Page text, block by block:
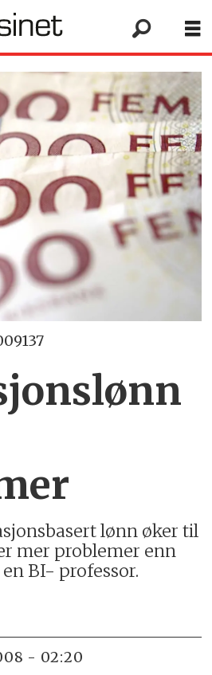
lønn øker til
mer problemer enn
BI- professor.
- 02:20